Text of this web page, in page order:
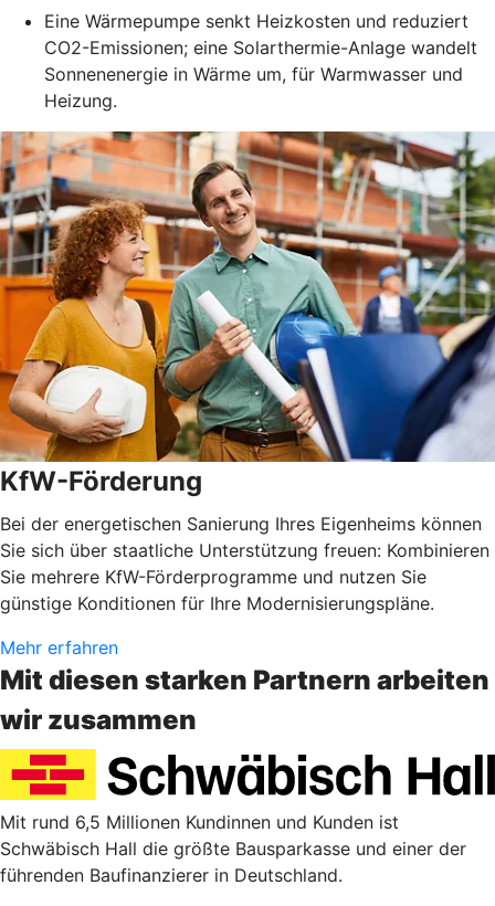
Eine Wärmepumpe senkt Heizkosten und reduziert
CO2-Emissionen; eine Solarthermie-Anlage wandelt
Sonnenenergie in Wärme um, für Warmwasser und
Heizung.
KfW-Förderung
Bei der energetischen Sanierung Ihres Eigenheims können
Sie sich über staatliche Unterstützung freuen: Kombinieren
Sie mehrere KfW-Förderprogramme und nutzen Sie
günstige Konditionen für Ihre Modernisierungspläne.
Mehr erfahren
Mit diesen starken Partnern arbeiten
wir zusammen
Mit rund 6,5 Millionen Kundinnen und Kunden ist
Schwäbisch Hall die größte Bausparkasse und einer der
führenden Baufinanzierer in Deutschland.